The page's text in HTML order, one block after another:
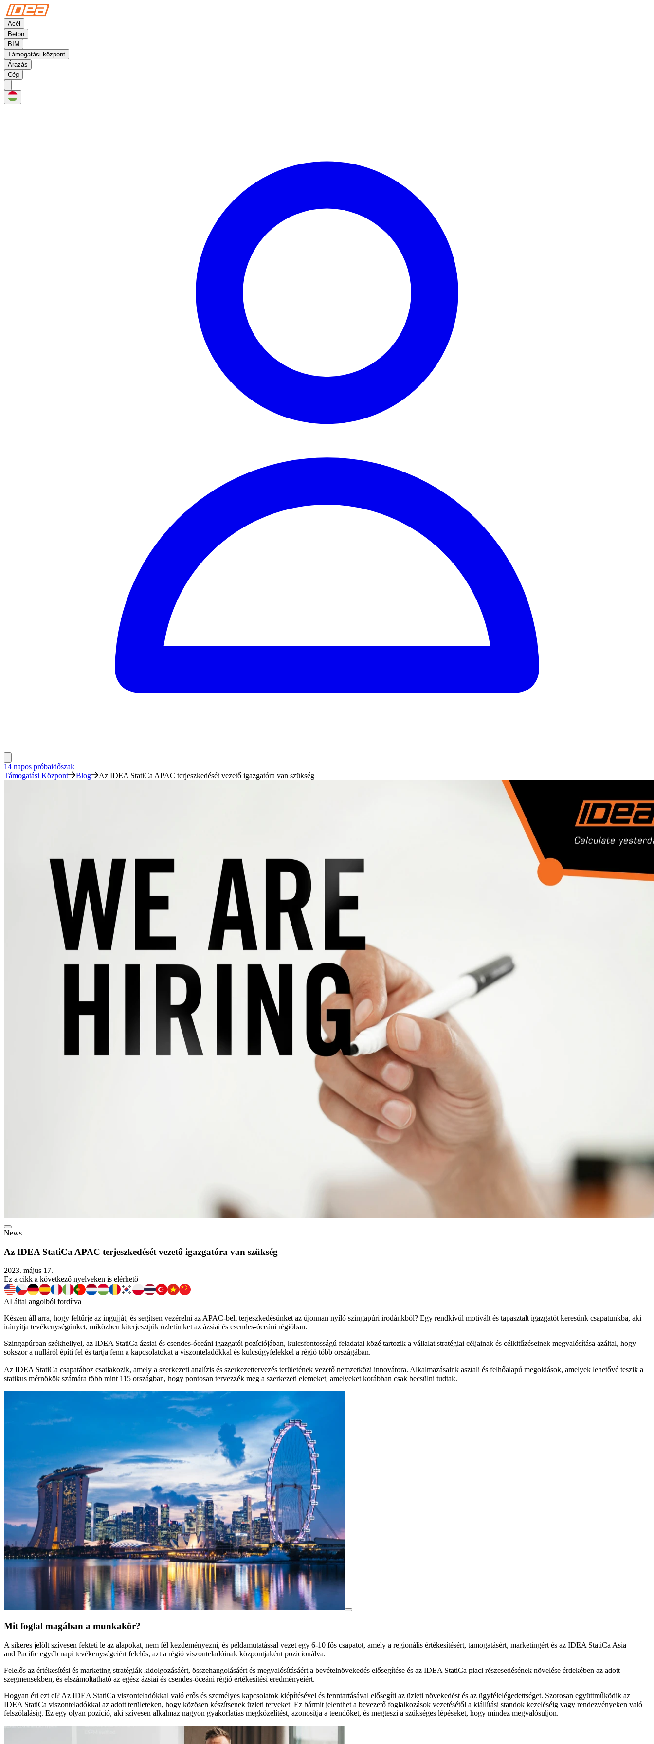
Acél
Beton
BIM
Támogatási központ
Árazás
Cég
14 napos próbaidőszak
Támogatási Központ
Blog Az IDEA StatiCa APAC terjeszkedését vezető igazgatóra van szükség
News
Az IDEA StatiCa APAC terjeszkedését vezető igazgatóra van szükség
2023. május 17.
Ez a cikk a következő nyelveken is elérhető
AI által angolból fordítva
Készen áll arra, hogy feltűrje az ingujját, és segítsen vezérelni az APAC-beli terjeszkedésünket az újonnan nyíló szingapúri irodánkból? Egy rendkívül motivált és tapasztalt igazgatót keresünk csapatunkba, aki
irányítja tevékenységünket, miközben kiterjesztjük üzletünket az ázsiai és csendes-óceáni régióban.
Szingapúrban székhellyel, az IDEA StatiCa ázsiai és csendes-óceáni igazgatói pozíciójában, kulcsfontosságú feladatai közé tartozik a vállalat stratégiai céljainak és célkitűzéseinek megvalósítása azáltal, hogy
sokszor a nulláról építi fel és tartja fenn a kapcsolatokat a viszonteladókkal és kulcsügyfelekkel a régió több országában.
Az IDEA StatiCa csapatához csatlakozik, amely a szerkezeti analízis és szerkezettervezés területének vezető nemzetközi innovátora. Alkalmazásaink asztali és felhőalapú megoldások, amelyek lehetővé teszik a
statikus mérnökök számára több mint 115 országban, hogy pontosan tervezzék meg a szerkezeti elemeket, amelyeket korábban csak becsülni tudtak.
Mit foglal magában a munkakör?
A sikeres jelölt szívesen fekteti le az alapokat, nem fél kezdeményezni, és példamutatással vezet egy 6-10 fős csapatot, amely a regionális értékesítésért, támogatásért, marketingért és az IDEA StatiCa Asia
and Pacific egyéb napi tevékenységeiért felelős, azt a régió viszonteladóinak központjaként pozicionálva.
Felelős az értékesítési és marketing stratégiák kidolgozásáért, összehangolásáért és megvalósításáért a bevételnövekedés elősegítése és az IDEA StatiCa piaci részesedésének növelése érdekében az adott
szegmensekben, és elszámoltatható az egész ázsiai és csendes-óceáni régió értékesítési eredményeiért.
Hogyan éri ezt el? Az IDEA StatiCa viszonteladókkal való erős és személyes kapcsolatok kiépítésével és fenntartásával elősegíti az üzleti növekedést és az ügyfélelégedettséget. Szorosan együttműködik az
IDEA StatiCa viszonteladókkal az adott területeken, hogy közösen készítsenek üzleti terveket. Ez bármit jelenthet a bevezető foglalkozások vezetésétől a kiállítási standok kezeléséig vagy rendezvényeken való
felszólalásig. Ez egy olyan pozíció, aki szívesen alkalmaz nagyon gyakorlatias megközelítést, azonosítja a teendőket, és megteszi a szükséges lépéseket, hogy mindez megvalósuljon.